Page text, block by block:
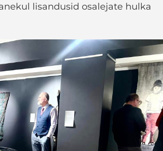
lisandusid osalejate hulka